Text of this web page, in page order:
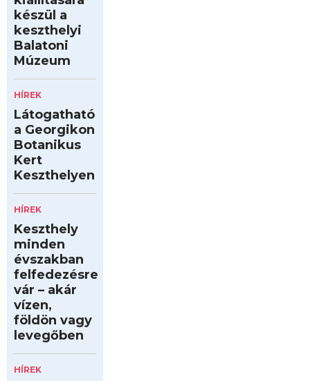
készül a
keszthelyi
Balatoni
Múzeum
HÍREK
Látogatható
a Georgikon
Botanikus
Kert
Keszthelyen
HÍREK
Keszthely
minden
évszakban
felfedezésre
vár – akár
vízen,
földön vagy
levegőben
HÍREK